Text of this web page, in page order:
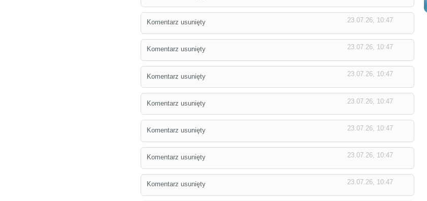
23.07.26, 10:47
Komentarz usunięty
23.07.26, 10:47
Komentarz usunięty
23.07.26, 10:47
Komentarz usunięty
23.07.26, 10:47
Komentarz usunięty
23.07.26, 10:47
Komentarz usunięty
23.07.26, 10:47
Komentarz usunięty
23.07.26, 10:47
Komentarz usunięty